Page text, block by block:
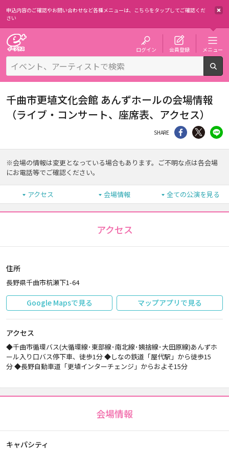
申込内容のご確認やお問い合わせなど各種メニューは、 こちらをタップしてご確認くだ
さい
ログイン 会員登録 メニュー
千曲市更埴文化会館 あんずホールの会場情報
（ライブ・コンサート、座席表、アクセス）
SHARE シェア Twitter
※会場の情報は変更となっている場合もあります。ご不明な点は各会場
にお電話等でご確認ください。
アクセス 会場情報 全ての公演を見る
アクセス
住所
長野県千曲市杭瀬下1-64
Google Mapsで見る マップアプリで見る
アクセス
◆千曲市循環バス(大循環線･東部線･南北線･姨捨線･大田原線)あんずホ
ール入り口バス停下車、徒歩1分 ◆しなの鉄道「屋代駅」から徒歩15
分 ◆長野自動車道「更埴インターチェンジ」からおよそ15分
会場情報
キャパシティ